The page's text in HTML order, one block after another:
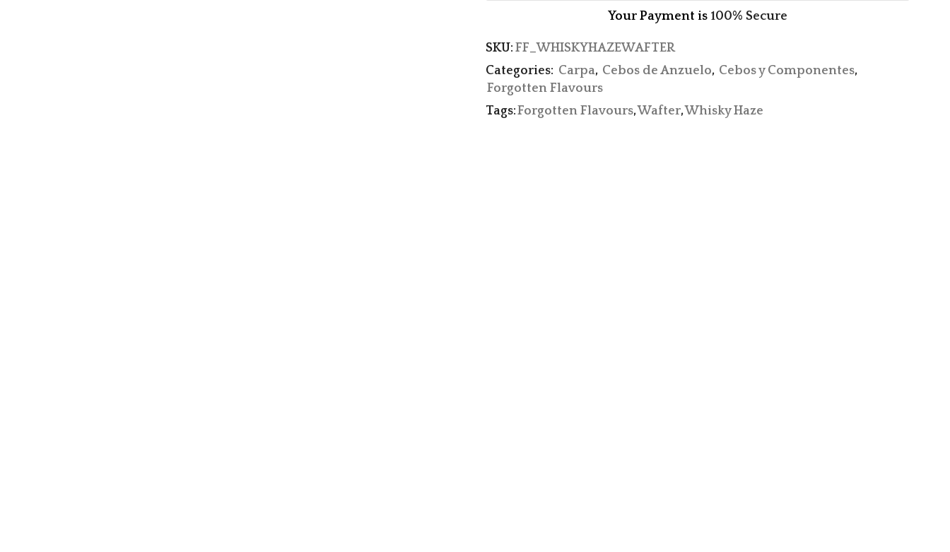
Your Payment is 100% Secure
SKU: FF_WHISKYHAZEWAFTER
Categories: Carpa, Cebos de Anzuelo, Cebos y Componentes,
Forgotten Flavours
Tags:Forgotten Flavours,Wafter,Whisky Haze